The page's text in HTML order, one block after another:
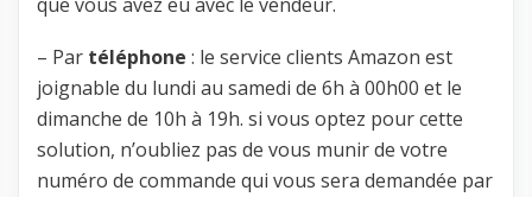
– Par téléphone : le service clients Amazon est
joignable du lundi au samedi de 6h à 00h00 et le
dimanche de 10h à 19h. si vous optez pour cette
solution, n’oubliez pas de vous munir de votre
numéro de commande qui vous sera demandée par